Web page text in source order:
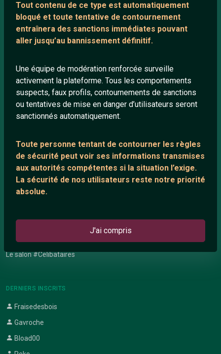
Tout contenu de ce type est automatiquement
bloqué et toute tentative de contournement
entraînera des sanctions immédiates pouvant
aller jusqu’au bannissement définitif.
Une équipe de modération renforcée surveille
activement la plateforme. Tous les comportements
suspects, faux profils, contournements de sanctions
ou tentatives de mise en danger d’utilisateurs seront
sanctionnés automatiquement.
Toute personne tentant de contourner les règles
de sécurité peut voir ses informations transmises
aux autorités compétentes si la situation l’exige.
La sécurité de nos utilisateurs reste notre priorité
absolue.
J'ai compris
Blog
Salons de discussion
Communauté
Playlists YouTube
ANNEXE
Support IRC
ARTICLES RÉCENTS
Chat en ligne
Témoignage de nathanaelle
Le salon #Celibataires
DERNIERS INSCRITS
Fraisedesbois
Gavroche
Bload00